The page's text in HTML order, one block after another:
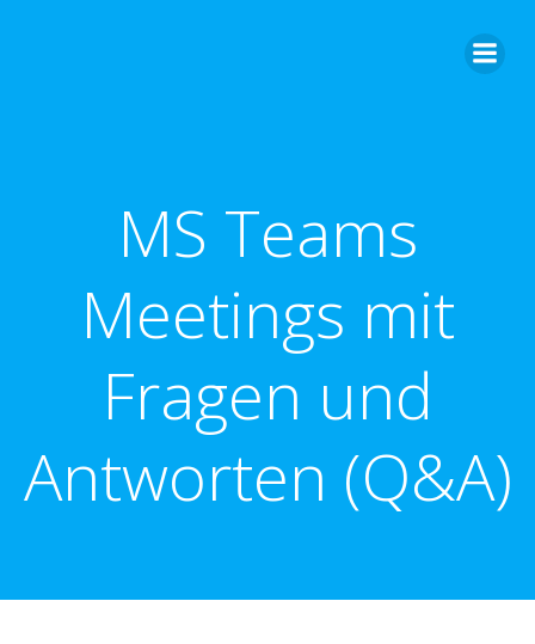
MS Teams
Meetings mit
Fragen und
Antworten (Q&A)